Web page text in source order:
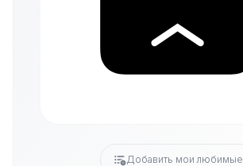
Добавить мои любимые